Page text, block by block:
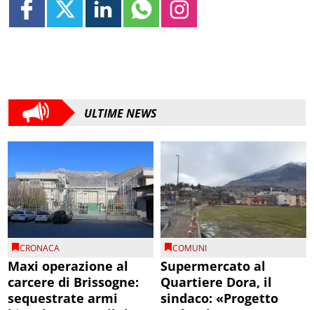
ULTIME NEWS
CRONACA
Maxi operazione al
carcere di Brissogne:
sequestrate armi
COMUNI
Supermercato al
Quartiere Dora, il
sindaco: «Progetto